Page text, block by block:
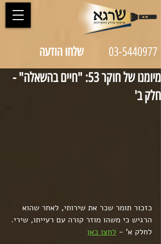
03-5440977 שלחו הודעה
מיומנו של חוקר 53: "חיים בהשאלה" -
חלק ב'
כזכור תומר שכר את שירותי, לאחר שהוא
הרגיש כי משהו מוזר קורה עם רעייתו, שירי.
לחלק א' - לחצו כאן